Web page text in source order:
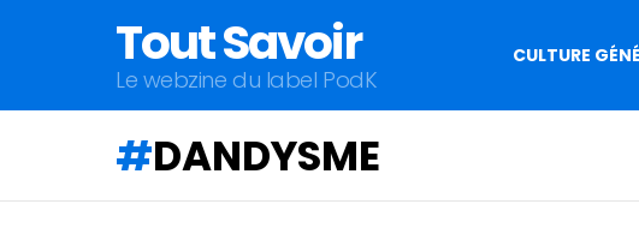
Tout Savoir
Le webzine du label PodK
CULTURE
DANDYSME